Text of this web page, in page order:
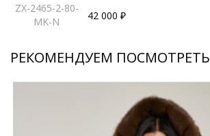
ZX-2465-2-80-
MK-N
42 000 ₽
РЕКОМЕНДУЕМ ПОСМОТРЕТЬ